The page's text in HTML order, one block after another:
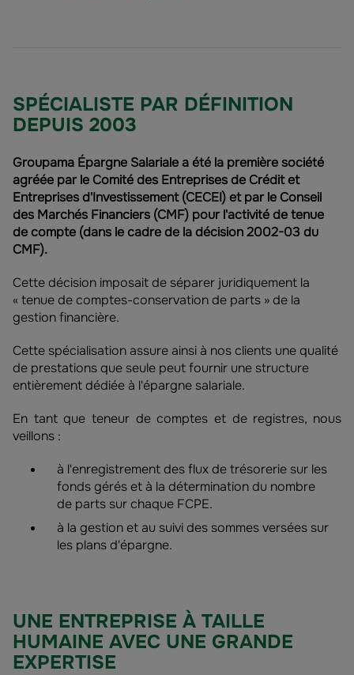
SPÉCIALISTE PAR DÉFINITION
DEPUIS 2003
Groupama Épargne Salariale a été la première société
agréée par le Comité des Entreprises de Crédit et
Entreprises d'Investissement (CECEI) et par le Conseil
des Marchés Financiers (CMF) pour l'activité de tenue
de compte (dans le cadre de la décision 2002-03 du
CMF).
Cette décision imposait de séparer juridiquement la
« tenue de comptes-conservation de parts » de la
gestion financière.
Cette spécialisation assure ainsi à nos clients une qualité
de prestations que seule peut fournir une structure
entièrement dédiée à l'épargne salariale.
En tant que teneur de comptes et de registres, nous
veillons :
à l'enregistrement des flux de trésorerie sur les
fonds gérés et à la détermination du nombre
de parts sur chaque FCPE.
à la gestion et au suivi des sommes versées sur
les plans d'épargne.
UNE ENTREPRISE À TAILLE
HUMAINE AVEC UNE GRANDE
EXPERTISE